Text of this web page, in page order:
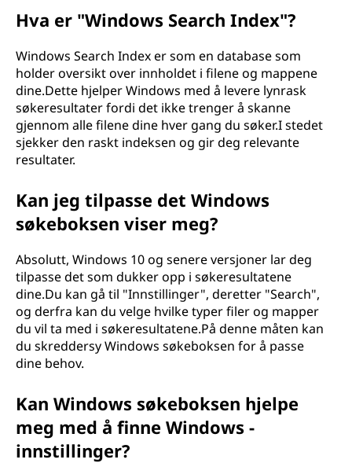
Hva er "Windows Search Index"?
Windows Search Index er som en database som
holder oversikt over innholdet i filene og mappene
dine.Dette hjelper Windows med å levere lynrask
søkeresultater fordi det ikke trenger å skanne
gjennom alle filene dine hver gang du søker.I stedet
sjekker den raskt indeksen og gir deg relevante
resultater.
Kan jeg tilpasse det Windows
søkeboksen viser meg?
Absolutt, Windows 10 og senere versjoner lar deg
tilpasse det som dukker opp i søkeresultatene
dine.Du kan gå til "Innstillinger", deretter "Search",
og derfra kan du velge hvilke typer filer og mapper
du vil ta med i søkeresultatene.På denne måten kan
du skreddersy Windows søkeboksen for å passe
dine behov.
Kan Windows søkeboksen hjelpe
meg med å finne Windows -
innstillinger?